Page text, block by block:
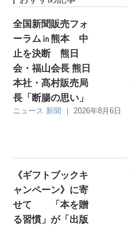
全国新聞販売フォ
ーラム㏌熊本 中
止を決断 熊日
会・福山会長 熊日
本社・髙村販売局
長「断腸の思い」
ニュース 新聞 ｜ 2026年8月6日
《ギフトブックキ
ャンペーン》に寄
せて 「本を贈
る習慣」が「出版